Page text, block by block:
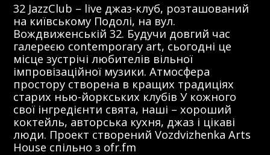
32 JazzClub – live джаз-клуб, розташований
на київському Подолі, на вул.
Вождвиженській 32. Будучи довгий час
галереєю contemporary art, сьогодні це
місце зустрічі любителів вільної
імпровізаційної музики. Атмосфера
простору створена в кращих традиціях
старих нью-йоркських клубів У кожного
свої інгредієнти свята, наші – хороший
коктейль, авторська кухня, джаз і цікаві
люди. Проект створений Vozdvizhenka Arts
House спільно з ofr.fm